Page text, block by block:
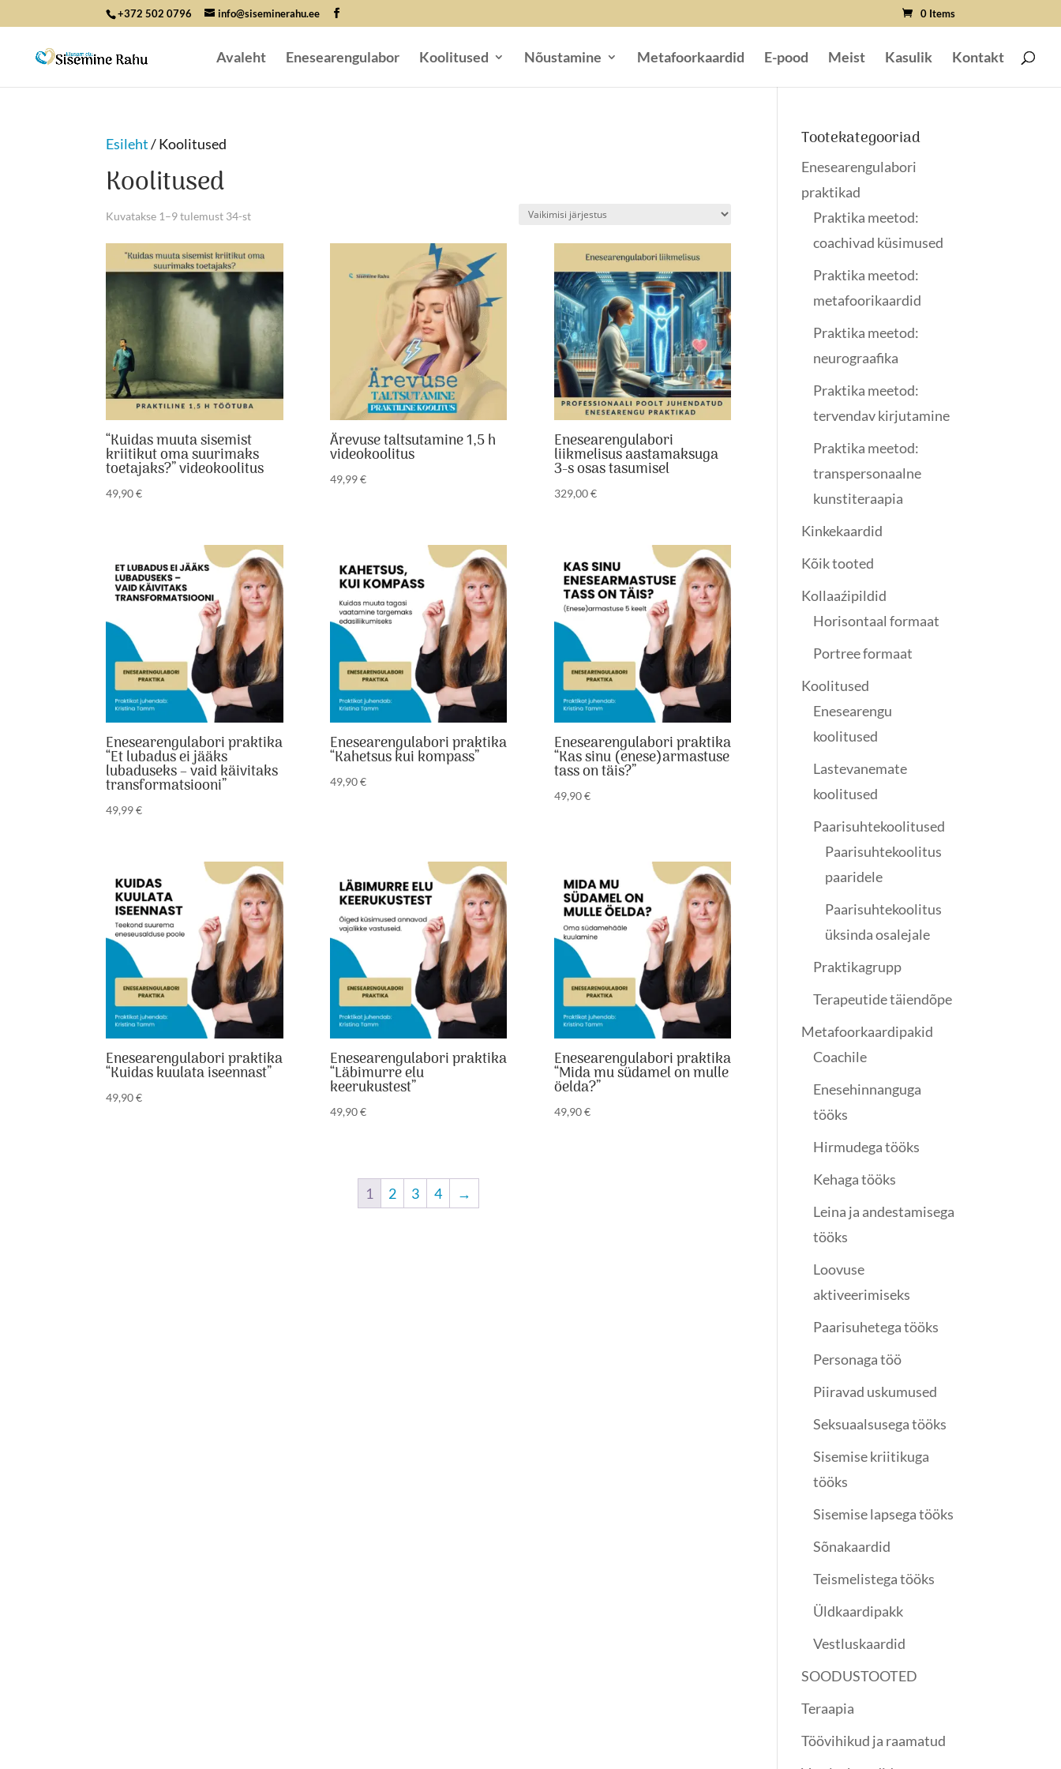
+372 502 0796 info@siseminerahu.ee 0 Items
Avaleht Enesearengulabor Koolitused Nõustamine Metafoorkaardid E-pood Meist Kasulik Kontakt
Esileht/ Koolitused
Koolitused
Kuvatakse 1–9 tulemust 34-st
“Kuidas muuta sisemist
kriitikut oma suurimaks
toetajaks?” videokoolitus
49,90€
Ärevuse taltsutamine 1,5 h
videokoolitus
49,99€
Enesearengulabori
liikmelisus aastamaksuga
3-s osas tasumisel
329,00€
Enesearengulabori praktika
“Et lubadus ei jääks
lubaduseks – vaid käivitaks
transformatsiooni”
49,99€
Enesearengulabori praktika
“Kahetsus kui kompass”
49,90€
Enesearengulabori praktika
“Kas sinu (enese)armastuse
tass on täis?”
49,90€
Enesearengulabori praktika
“Kuidas kuulata iseennast”
49,90€
Enesearengulabori praktika
“Läbimurre elu
keerukustest”
49,90€
Enesearengulabori praktika
“Mida mu südamel on mulle
öelda?”
49,90€
1 2 3 4 →
Tootekategooriad
Enesearengulabori
praktikad
Praktika meetod:
coachivad küsimused
Praktika meetod:
metafoorikaardid
Praktika meetod:
neurograafika
Praktika meetod:
tervendav kirjutamine
Praktika meetod:
transpersonaalne
kunstiteraapia
Kinkekaardid
Kõik tooted
Kollaaźipildid
Horisontaal formaat
Portree formaat
Koolitused
Enesearengu
koolitused
Lastevanemate
koolitused
Paarisuhtekoolitused
Paarisuhtekoolitus
paaridele
Paarisuhtekoolitus
üksinda osalejale
Praktikagrupp
Terapeutide täiendõpe
Metafoorkaardipakid
Coachile
Enesehinnanguga
tööks
Hirmudega tööks
Kehaga tööks
Leina ja andestamisega
tööks
Loovuse
aktiveerimiseks
Paarisuhetega tööks
Personaga töö
Piiravad uskumused
Seksuaalsusega tööks
Sisemise kriitikuga
tööks
Sisemise lapsega tööks
Sõnakaardid
Teismelistega tööks
Üldkaardipakk
Vestluskaardid
SOODUSTOOTED
Teraapia
Töövihikud ja raamatud